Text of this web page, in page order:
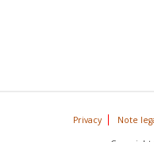
Privacy Note